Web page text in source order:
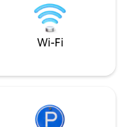
พิเศษในแดนเบอรีเ
Wi-Fi